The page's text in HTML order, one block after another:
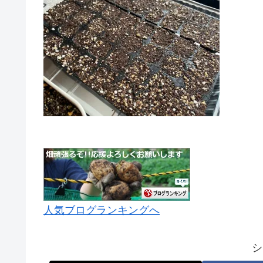
人気ブログランキングへ